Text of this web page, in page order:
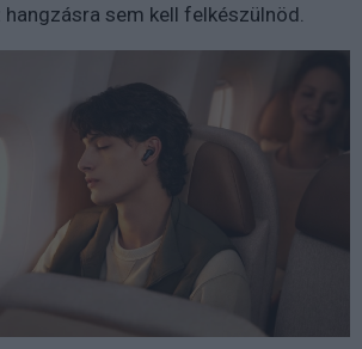
sem kell felkészülnöd.